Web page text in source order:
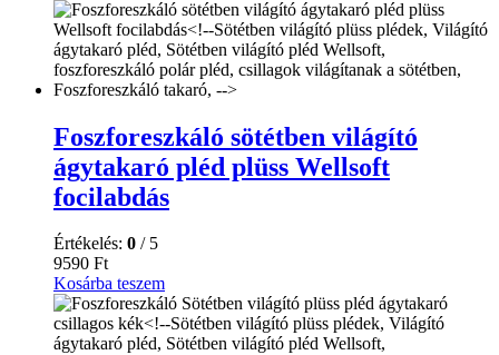
Foszforeszkáló sötétben világító
ágytakaró pléd plüss Wellsoft
focilabdás
Értékelés: 0 / 5
9590 Ft
Kosárba teszem